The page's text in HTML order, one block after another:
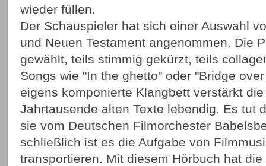
wieder füllen.
Der Schauspieler hat sich einer Auswahl
und Neuen Testament angenommen. Die
gewählt, teils stimmig gekürzt, teils
Songs wie "In the ghetto" oder "Bridge
eigens komponierte Klangbett verstärkt
Jahrtausende alten Texte lebendig. Es tut
sie vom Deutschen Filmorchester
schließlich ist es die Aufgabe von
transportieren. Mit diesem Hörbuch hat